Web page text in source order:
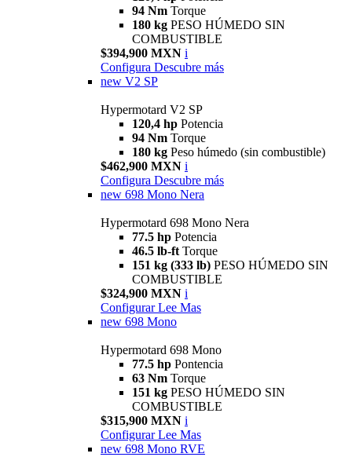
94 Nm Torque
180 kg PESO HÚMEDO SIN
COMBUSTIBLE
$394,900 MXN i
Configura Descubre más
new V2 SP
Hypermotard V2 SP
120,4 hp Potencia
94 Nm Torque
180 kg Peso húmedo (sin combustible)
$462,900 MXN i
Configura Descubre más
new 698 Mono Nera
Hypermotard 698 Mono Nera
77.5 hp Potencia
46.5 lb-ft Torque
151 kg (333 lb) PESO HÚMEDO SIN
COMBUSTIBLE
$324,900 MXN i
Configurar Lee Mas
new 698 Mono
Hypermotard 698 Mono
77.5 hp Pontencia
63 Nm Torque
151 kg PESO HÚMEDO SIN
COMBUSTIBLE
$315,900 MXN i
Configurar Lee Mas
new 698 Mono RVE